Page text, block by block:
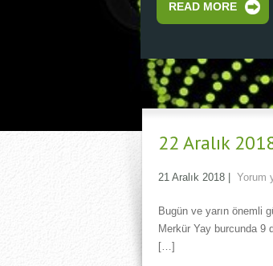
READ MORE
22 Aralık
21 Aralık 2018 Yorum
Bugün ve yarın önemli
Merkür Yay burcunda 9
[…]